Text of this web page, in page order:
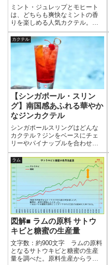
ミント・ジュレップとモヒート
は、どちらも爽快なミントの香
りを楽しめる人気カクテル。し
かしベースのお酒や甘さ、飲み
方には大きな違いがある。ここ
では2つの特徴や味わい、違いを
比較しながらわかりやすく解
カクテル
【シンガポール・スリン
グ】南国感あふれる華やか
なジンカクテル
シンガポールスリングはどんな
カクテル？ジンをベースにチェ
リーやパイナップルを合わせ
た、南国感あふれる華やかな味
わいを解説。甘さや飲みやす
さ、ラッフルズホテル発祥の由
来、基本レシピも紹介。
ラム
図解■ ラムの原料 サトウ
キビと糖蜜の生産量
文字数：約900文字 ラムの原料
となるサトウキビと糖蜜の生産
量を調べた。原料生産からラム